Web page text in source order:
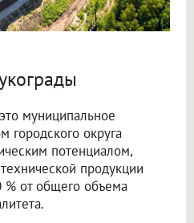
муниципальное
городского округа
потенциалом,
продукции
% от общего объема